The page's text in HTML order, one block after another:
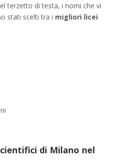
terzetto di testa, i nomi che vi
stati scelti tra i migliori licei
di Milano nel